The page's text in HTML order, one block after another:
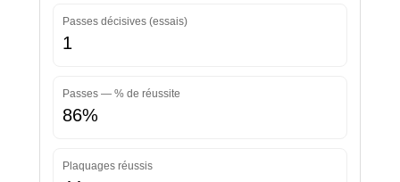
Passes décisives (essais)
1
Passes — % de réussite
86%
Plaquages réussis